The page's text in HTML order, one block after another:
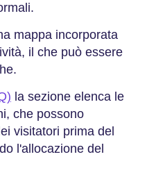
mappa incorporata
il che può essere
la sezione elenca le
che possono
visitatori prima del
l'allocazione del